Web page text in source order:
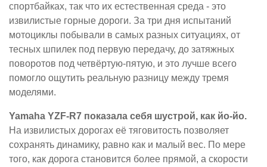
спортбайках, так что их естественная среда - это
извилистые горные дороги. За три дня испытаний
мотоциклы побывали в самых разных ситуациях, от
тесных шпилек под первую передачу, до затяжных
поворотов под четвёртую-пятую, и это лучше всего
помогло ощутить реальную разницу между тремя
моделями.
Yamaha YZF-R7 показала себя шустрой, как йо-йо.
На извилистых дорогах её тяговитость позволяет
сохранять динамику, равно как и малый вес. По мере
того, как дорога становится более прямой, а скорости